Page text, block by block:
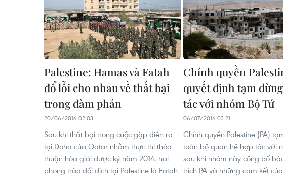
Palestine: Hamas và Fatah
đổ lỗi cho nhau về thất bại
trong đàm phán
20/06/2016 02:03
Sau khi thất bại trong cuộc gặp diễn ra
tại Doha của Qatar nhằm thực thi thỏa
thuận hòa giải được ký năm 2014, hai
phong trào đối địch tại Palestine là Fatah
Chính quyền
quyết định tạm
tác với nhóm Bộ Tứ
06/07/2016 03:21
Chính quyền Palestine (PA)
toàn bộ quan hệ hợp tác với
sau khi nhóm này công bố
trích PA và những cam kết